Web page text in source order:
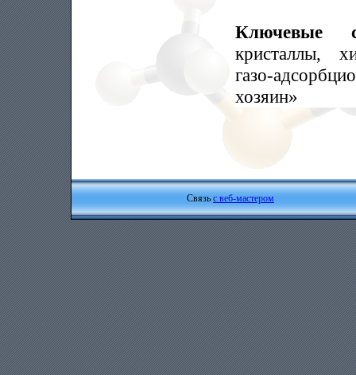
Ключевые
кристаллы,
газо-
хозяин»
Связь с веб-мастером